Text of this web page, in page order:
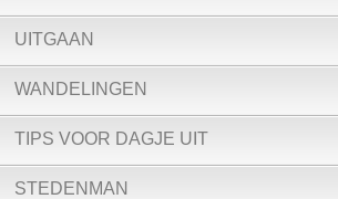
UITGAAN
WANDELINGEN
TIPS VOOR DAGJE UIT
STEDENMAN